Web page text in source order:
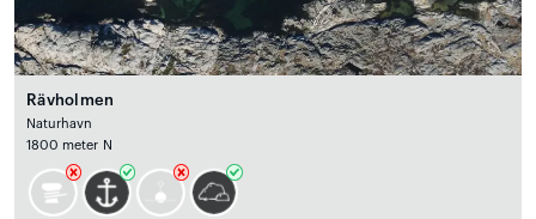
Rävholmen
Naturhavn
1800 meter N